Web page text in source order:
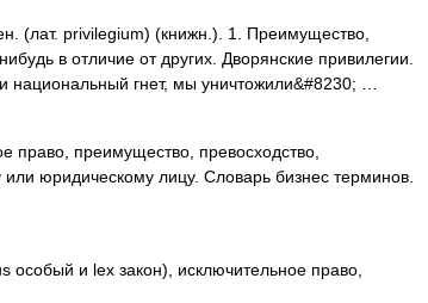
privilegium) (книжн.). 1. Преимущество,
в отличие от других. Дворянские привилегии.
гнет, мы уничтожили&#8230; …
право, преимущество, превосходство,
юридическому лицу. Словарь бизнес терминов.
особый и lex закон), исключительное право,